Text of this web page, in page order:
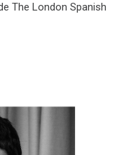
The London Spanish